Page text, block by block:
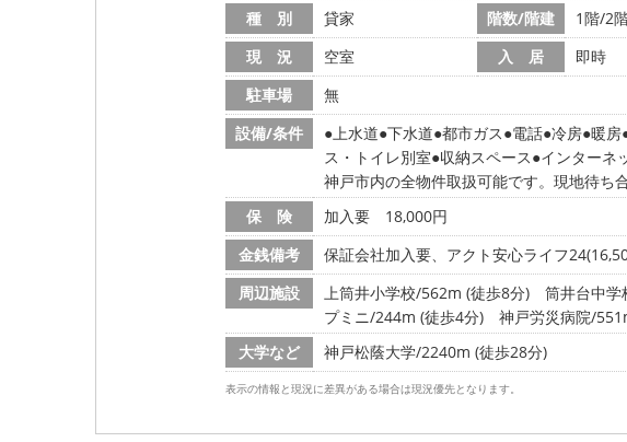
種 別
貸家 階数/階建 1階/2
現 況
空室 入 居 即時
駐車場
無
設備/条件
上水道 下水道 都市ガス 電話 冷房 暖房
ス・トイレ別室 収納スペース インターネ
神戸市内の全物件取扱可能です。現地待ち
保 険
加入要 18,000円
金銭備考
保証会社加入要、アクト安心ライフ
周辺施設
上筒井小学校/562m (徒歩8分) 筒井台中
プミニ/244m (徒歩4分)
神戸労災病院/
大学など
神戸松蔭大学/2240m (徒歩28分)
表示の情報と現況に差異がある場合は現況優先となります。